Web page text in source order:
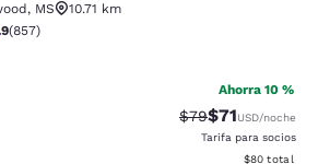
, MS
10.71 km
de 3.94 estrellas. Bueno. 857 reseñas
(857)
Ahorra 10 %
Precio tachado:
$79Precio con
$71USD/noche
Tarifa para socios
Ver detalles
$80 total